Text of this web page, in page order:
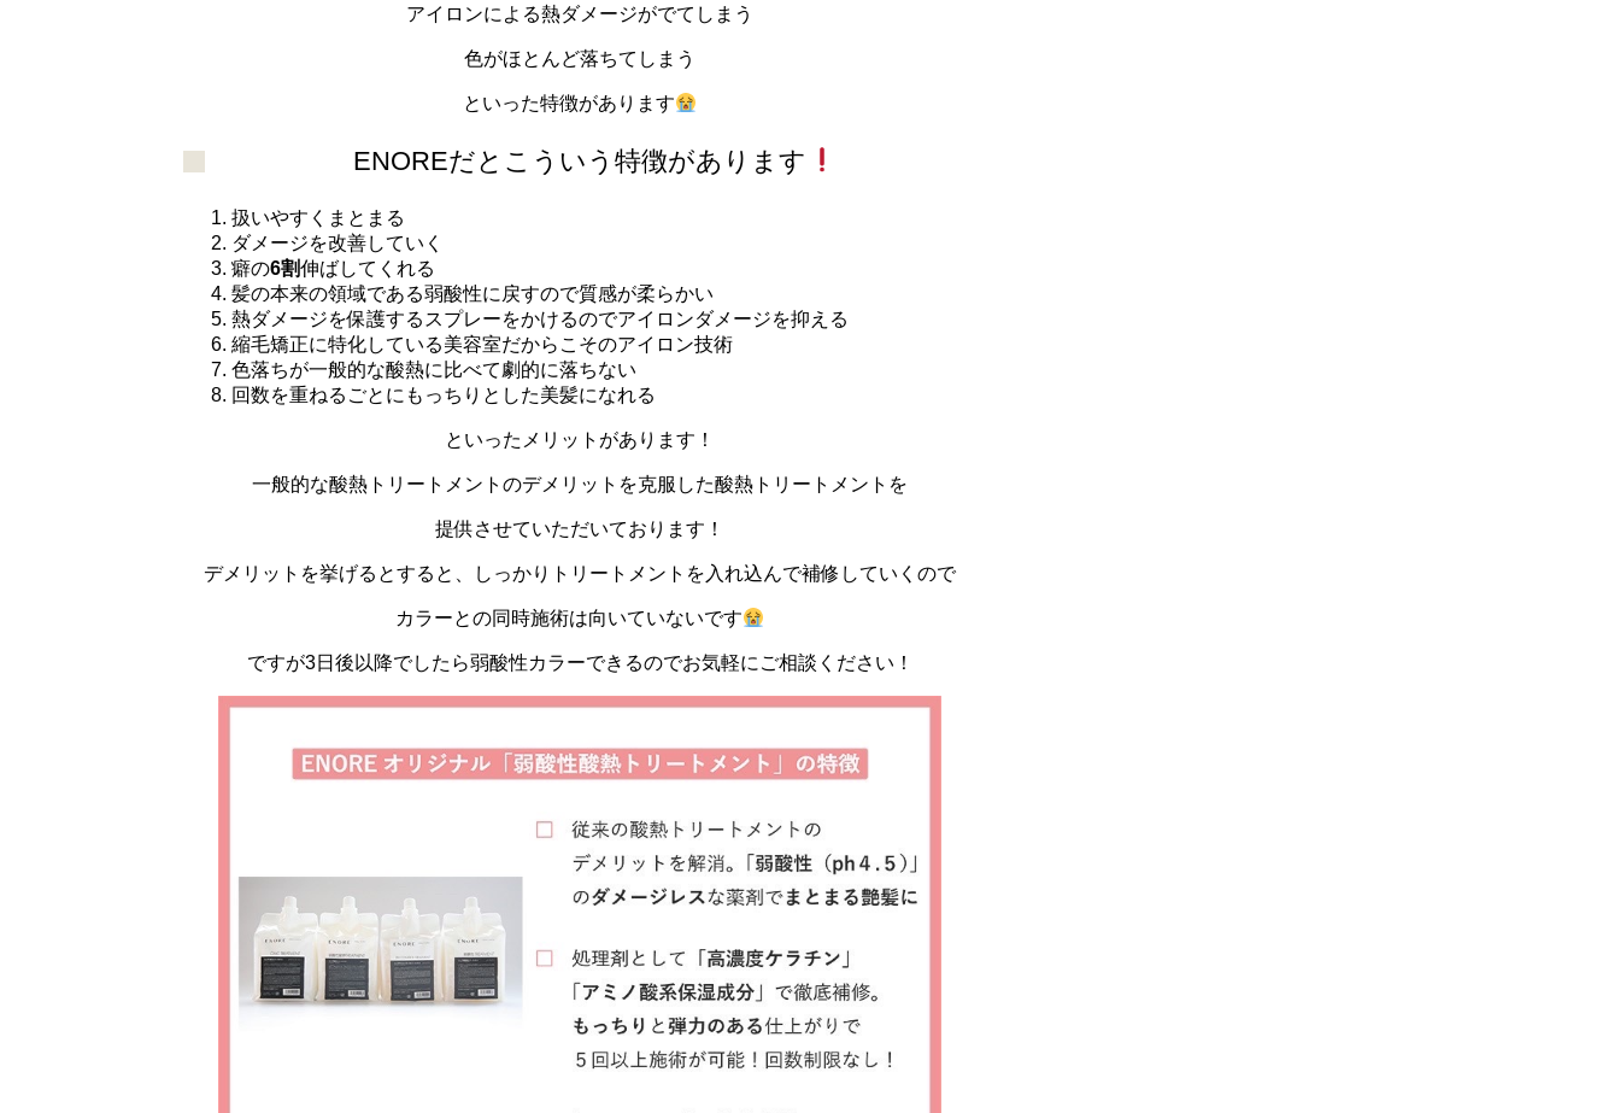
アイロンによる熱ダメージがでてしまう
色がほとんど落ちてしまう
といった特徴があります
ENOREだとこういう特徴があります
扱いやすくまとまる
ダメージを改善していく
癖の6割伸ばしてくれる
髪の本来の領域である弱酸性に戻すので質感が柔らかい
熱ダメージを保護するスプレーをかけるのでアイロンダメージを抑える
縮毛矯正に特化している美容室だからこそのアイロン技術
色落ちが一般的な酸熱に比べて劇的に落ちない
回数を重ねるごとにもっちりとした美髪になれる
といったメリットがあります！
一般的な酸熱トリートメントのデメリットを克服した酸熱トリートメントを
提供させていただいております！
デメリットを挙げるとすると、しっかりトリートメントを入れ込んで補修していくので
カラーとの同時施術は向いていないです
ですが3日後以降でしたら弱酸性カラーできるのでお気軽にご相談ください！